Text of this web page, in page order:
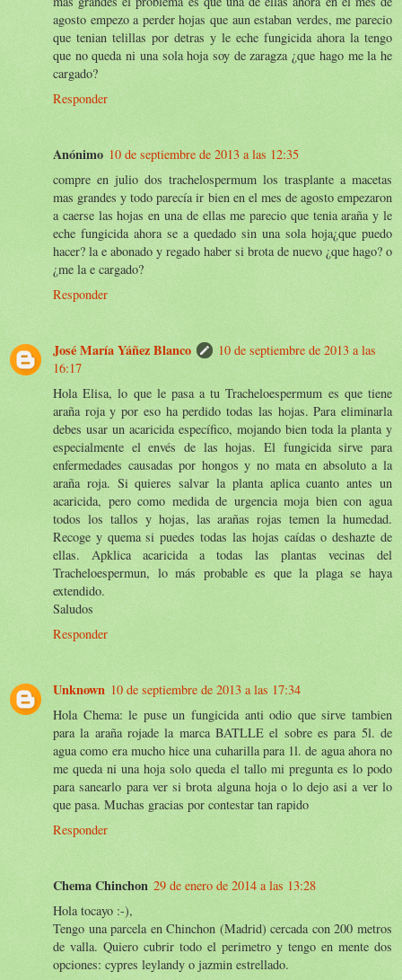
agosto empezo a perder hojas que aun estaban verdes, me parecio
que tenian telillas por detras y le eche fungicida ahora la tengo
que no queda ni una sola hoja soy de zaragza ¿que hago me la he
cargado?
Responder
Anónimo 10 de septiembre de 2013 a las 12:35
compre en julio dos trachelospermum los trasplante a macetas
mas grandes y todo parecía ir bien en el mes de agosto empezaron
a caerse las hojas en una de ellas me parecio que tenia araña y le
eche fungicida ahora se a quedado sin una sola hoja¿que puedo
hacer? la e abonado y regado haber si brota de nuevo ¿que hago? o
¿me la e cargado?
Responder
José María Yáñez Blanco
10 de septiembre de 2013 a las
16:17
Hola Elisa, lo que le pasa a tu Tracheloespermum es que tiene
araña roja y por eso ha perdido todas las hojas. Para eliminarla
debes usar un acaricida específico, mojando bien toda la planta y
especialmente el envés de las hojas. El fungicida sirve para
enfermedades causadas por hongos y no mata en absoluto a la
araña roja. Si quieres salvar la planta aplica cuanto antes un
acaricida, pero como medida de urgencia moja bien con agua
todos los tallos y hojas, las arañas rojas temen la humedad.
Recoge y quema si puedes todas las hojas caídas o deshazte de
ellas. Apklica acaricida a todas las plantas vecinas del
Tracheloespermun, lo más probable es que la plaga se haya
extendido.
Saludos
Responder
Unknown 10 de septiembre de 2013 a las 17:34
Hola Chema: le puse un fungicida anti odio que sirve tambien
para la araña rojade la marca BATLLE el sobre es para 5l. de
agua como era mucho hice una cuharilla para 1l. de agua ahora no
me queda ni una hoja solo queda el tallo mi pregunta es lo podo
para sanearlo para ver si brota alguna hoja o lo dejo asi a ver lo
que pasa. Muchas gracias por contestar tan rapido
Responder
Chema Chinchon 29 de enero de 2014 a las 13:28
Hola tocayo :-),
Tengo una parcela en Chinchon (Madrid) cercada con 200 metros
de valla. Quiero cubrir todo el perimetro y tengo en mente dos
opciones: cypres leylandy o jazmin estrellado.